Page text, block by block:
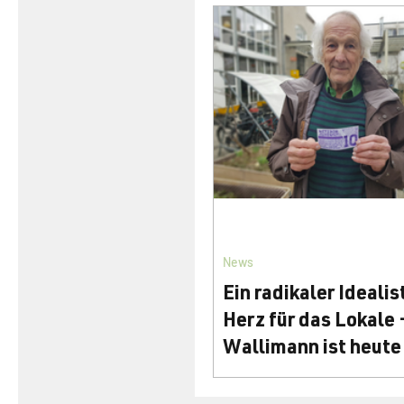
Ein radikaler
Herz für das Lokale
Wallimann ist heute
des Tages
News